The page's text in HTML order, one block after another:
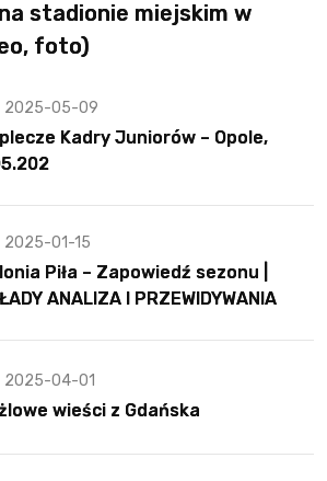
stadionie miejskim w
foto)
2025-05-09
Kadry Juniorów – Opole,
2025-01-15
Piła – Zapowiedź sezonu |
ANALIZA I PRZEWIDYWANIA
2025-04-01
wieści z Gdańska